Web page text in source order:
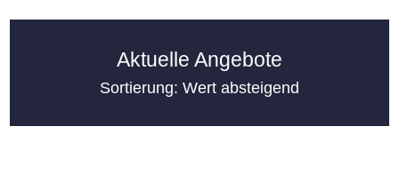
Aktuelle Angebote
Sortierung: Wert absteigend